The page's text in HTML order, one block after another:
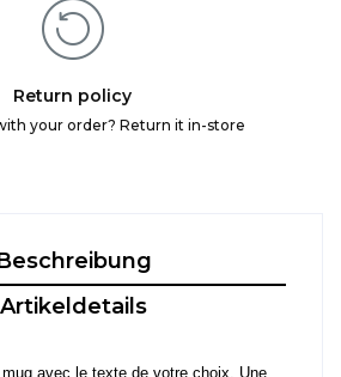
Return policy
your order? Return it in-store
Artikeldetails
avec le texte de votre choix. Une